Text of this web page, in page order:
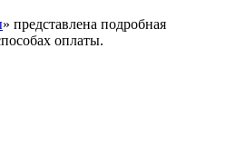
» представлена подробная
оплаты.